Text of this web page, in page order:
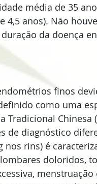
média de 35
4,5 anos). Não
da doença
finos
como uma
Chinesa
de diagnóstico
nos rins) é
doloridos,
menstruação